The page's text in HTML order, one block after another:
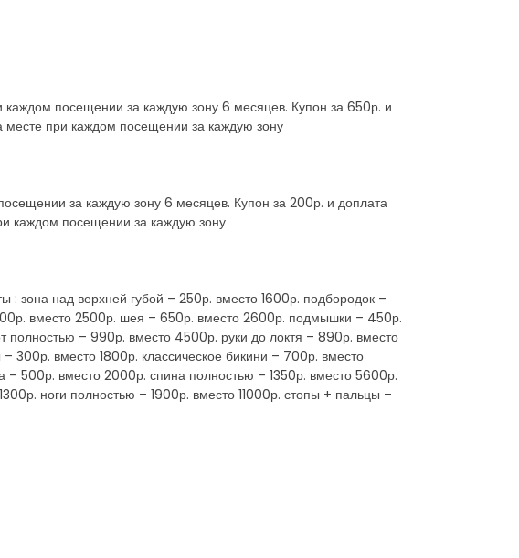
посещении за каждую зону 6 месяцев. Купон за 650р. и
при каждом посещении за каждую зону
за каждую зону 6 месяцев. Купон за 200р. и доплата
каждом посещении за каждую зону
над верхней губой – 250р. вместо 1600р. подбородок –
вместо 2500р. шея – 650р. вместо 2600р. подмышки – 450р.
– 990р. вместо 4500р. руки до локтя – 890р. вместо
вместо 1800р. классическое бикини – 700р. вместо
500р. вместо 2000р. спина полностью – 1350р. вместо 5600р.
ноги полностью – 1900р. вместо 11000р. стопы + пальцы –